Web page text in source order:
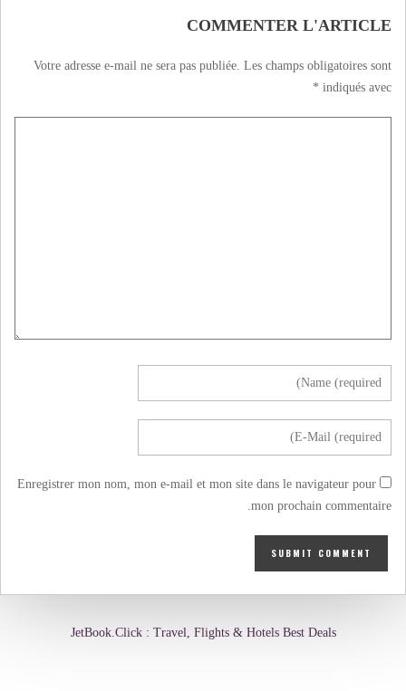
COMMENTER L'ARTICLE
Votre adresse e-mail ne sera pas publiée. Les champs obligatoires sont
indiqués avec
*
Enregistrer mon nom, mon e-mail et mon site dans le navigateur pour
mon prochain commentaire.
JetBook.Click : Travel, Flights & Hotels Best Deals